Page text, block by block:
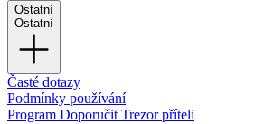
Ostatní
Ostatní
Časté dotazy
Podmínky používání
Program Doporučit Trezor příteli